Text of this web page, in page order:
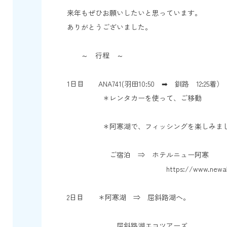
来年もぜひお願いしたいと思っています。
ありがとうございました。
～ 行程 ～
1日目 ANA741(羽田10:50 ➡ 釧路 12:25着）
＊レンタカーを使って、ご移動
＊阿寒湖で、フィッシングを楽しみまし
ご宿泊 ⇒ ホテルニュー阿寒
https://
2日目 ＊阿寒湖 ⇒ 屈斜路湖へ。